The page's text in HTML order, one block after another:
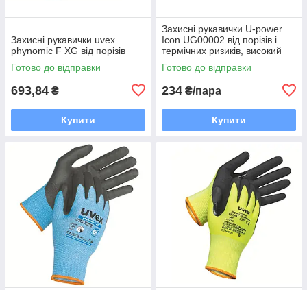
Захисні рукавички uvex
phynomic F XG від порізів
Готово до відправки
693,84 ₴
Купити
Захисні рукавички U-power
Icon UG00002 від порізів і
термічних ризиків, високий
рівень тактильної чутливості
Готово до відправки
234 ₴/пара
Купити